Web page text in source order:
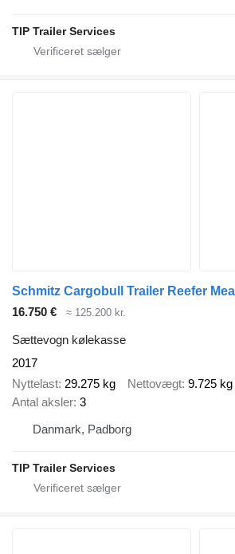
TIP Trailer Services
16.750 € ≈ 125.200 kr.
Sættevogn kølekasse
2017
Nyttelast 29.275 kg Nettovægt 9.725 kg
Antal aksler 3
Danmark, Padborg
TIP Trailer Services